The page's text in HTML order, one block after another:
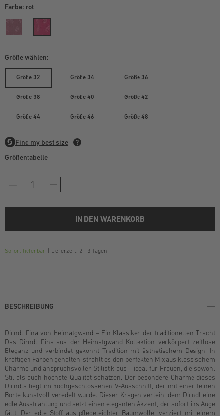
Farbe: rot
Größe wählen:
Größe 32 Größe 34 Größe 36
Größe 38 Größe 40 Größe 42
Größe 44 Größe 46 Größe 48
Größentabelle
IN DEN WARENKORB
Sofort lieferbar Lieferzeit: 2 - 3 Tagen
BESCHREIBUNG
Dirndl Fina von Heimatgwand – Ein Klassiker der traditionellen Tracht
Das Dirndl Fina aus der Heimatgwand Kollektion verkörpert zeitlose
Eleganz und verbindet gekonnt Tradition mit ästhetischem Design. In
kräftigen Farben gehalten, strahlt es den perfekten Mix aus klassischem
Charme und anspruchsvoller Stilistik aus – ideal für Frauen, die sowohl
Stil als auch höchste Qualität schätzen. Der besondere Charme dieses
Dirndls liegt im hochgeschlossenen V-Ausschnitt, der mit einer feinen
Borte kunstvoll veredelt wurde. Dieser Kragen verleiht dem Dirndl eine
edle Ausstrahlung und setzt einen eleganten Akzent, der sofort ins Auge
fällt. Der edle Stoff aus pflegeleichter Baumwolle, verziert mit einem